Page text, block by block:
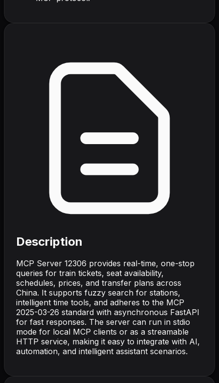
Description
MCP Server 12306 provides real-time, one-stop
queries for train tickets, seat availability,
schedules, prices, and transfer plans across
China. It supports fuzzy search for stations,
intelligent time tools, and adheres to the MCP
2025-03-26 standard with asynchronous FastAPI
for fast responses. The server can run in stdio
mode for local MCP clients or as a streamable
HTTP service, making it easy to integrate with AI,
automation, and intelligent assistant scenarios.